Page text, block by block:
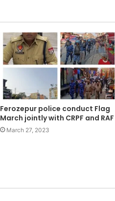
Ferozepur police conduct Flag
March jointly with CRPF and RAF
March 27, 2023